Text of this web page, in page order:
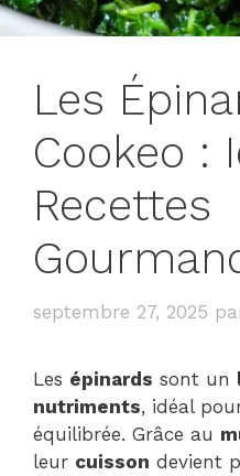
Les
Cookeo :
Recettes
septembre 27, 2025
Les épinards sont un
nutriments, idéal
équilibrée. Grâce au
leur cuisson devient